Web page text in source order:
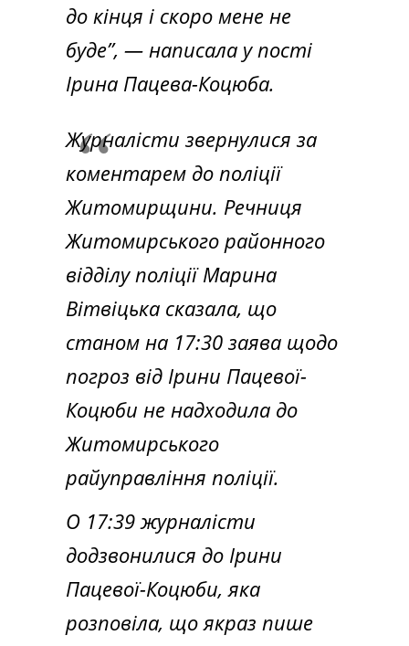
до кінця і скоро мене не
буде”, — написала у пості
Ірина Пацева-Коцюба.
Журналісти звернулися за
коментарем до поліції
Житомирщини. Речниця
Житомирського районного
відділу поліції Марина
Вітвіцька сказала, що
станом на 17:30 заява щодо
погроз від Ірини Пацевої-
Коцюби не надходила до
Житомирського
райуправління поліції.
О 17:39 журналісти
додзвонилися до Ірини
Пацевої-Коцюби, яка
розповіла, що якраз пише